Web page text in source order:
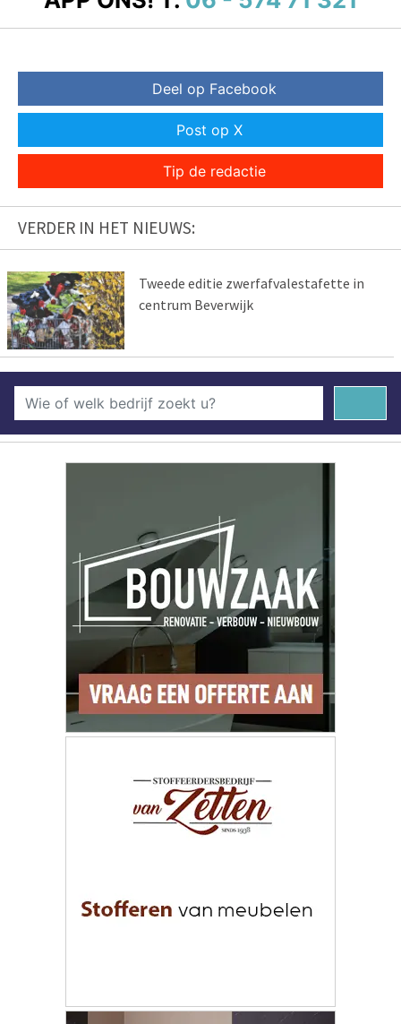
Deel op Facebook
Post op X
Tip de redactie
VERDER IN HET NIEUWS:
Tweede editie zwerfafvalestafette in
centrum Beverwijk